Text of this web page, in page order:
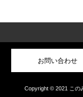
お問い合わせ
Copyright © 2021 この